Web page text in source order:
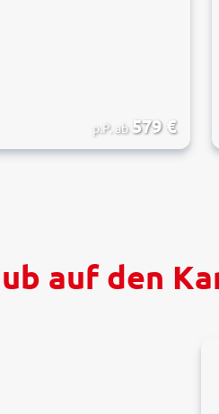
p.P. ab 579€
auf den